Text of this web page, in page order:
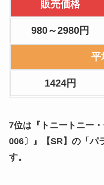
販売価格
980～2980円
平
1424円
7位は『トニートニー
006〕』【SR】の「パ
す。